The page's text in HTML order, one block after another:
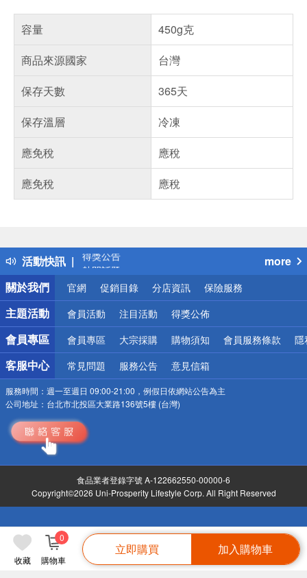
收藏 購物車
0
立即購買 加入購物車
容量
450g克
商品來源國家
台灣
保存天數
365天
保存溫層
冷凍
應免稅
應稅
應免稅
應稅
活動快訊
得獎公告
熱門話題
銀行優惠
偏遠地區配送
詐騙網頁！請小心！
more
關於我們
官網 促銷目錄 分店資訊 保險服務
主題活動 會員活動 注目活動 得獎公佈
會員專區 會員專區 大宗採購 購物須知 會員服務條款 隱
客服中心 常見問題 服務公告 意見信箱
服務時間： 週一至週日 09:00-21:00，例假日依網站公告為主
公司地址： 台北市北投區大業路136號5樓 (台灣)
食品業者登錄字號 A-122662550-00000-6
Copyright©2026 Uni-Prosperity Lifestyle Corp. All Right Reserved